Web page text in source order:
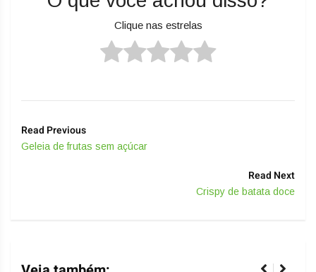
Clique nas estrelas
Read Previous
Geleia de frutas sem açúcar
Read Next
Crispy de batata doce